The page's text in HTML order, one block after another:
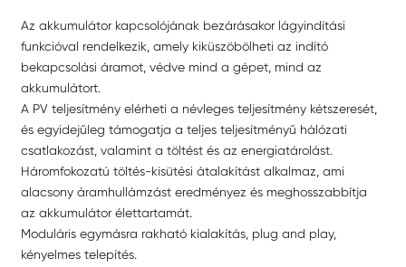
Az akkumulátor kapcsolójának bezárásakor lágyindítási
funkcióval rendelkezik, amely kiküszöbölheti az indító
bekapcsolási áramot, védve mind a gépet, mind az
akkumulátort.
A PV teljesítmény elérheti a névleges teljesítmény kétszeresét,
és egyidejűleg támogatja a teljes teljesítményű hálózati
csatlakozást, valamint a töltést és az energiatárolást.
Háromfokozatú töltés-kisütési átalakítást alkalmaz, ami
alacsony áramhullámzást eredményez és meghosszabbítja
az akkumulátor élettartamát.
Moduláris egymásra rakható kialakítás, plug and play,
kényelmes telepítés.